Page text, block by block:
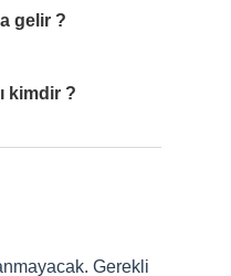
gelir ?
kimdir ?
Gerekli